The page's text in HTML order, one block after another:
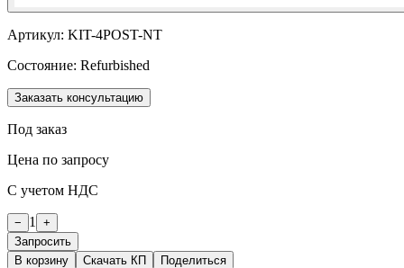
Артикул: KIT-4POST-NT
Состояние: Refurbished
Заказать консультацию
Под заказ
Цена по запросу
С учетом НДС
− 1
+
Запросить
В корзину
Скачать КП Поделиться